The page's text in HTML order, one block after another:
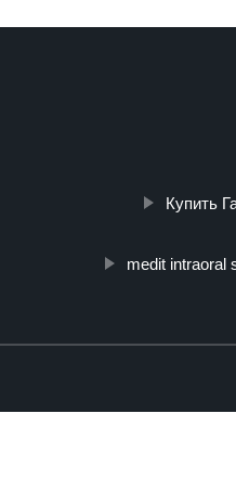
Купить
medit intraoral